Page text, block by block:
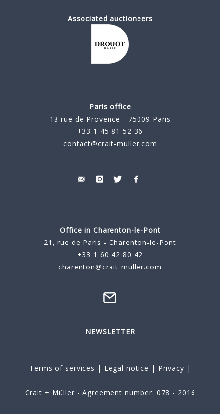
Associated auctioneers
Paris office
18 rue de Provence - 75009 Paris
+33 1 45 81 52 36
contact@crait-muller.com
Office in Charenton-le-Pont
21, rue de Paris - Charenton-le-Pont
+33 1 60 42 80 42
charenton@crait-muller.com
NEWSLETTER
Terms of services | Legal notice | Privacy |
Crait + Müller - Agreement number: 078 - 2016